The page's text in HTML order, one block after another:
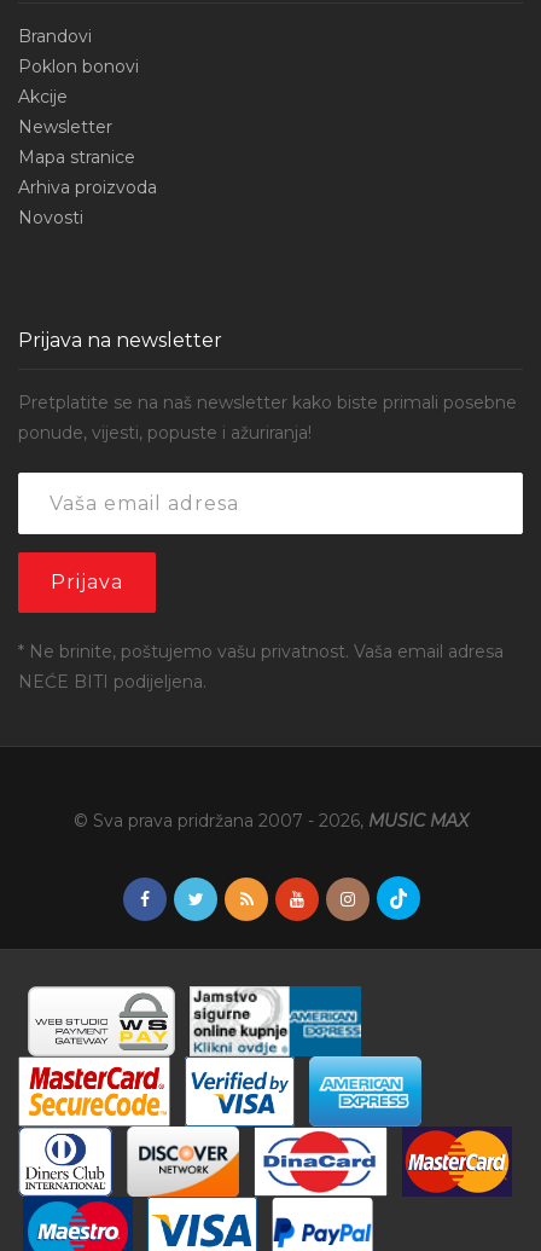
Brandovi
Poklon bonovi
Akcije
Newsletter
Mapa stranice
Arhiva proizvoda
Novosti
Prijava na newsletter
Pretplatite se na naš newsletter kako biste primali posebne
ponude, vijesti, popuste i ažuriranja!
* Ne brinite, poštujemo vašu privatnost. Vaša email adresa
NEĆE BITI podijeljena.
© Sva prava pridržana 2007 - 2026, MUSIC MAX